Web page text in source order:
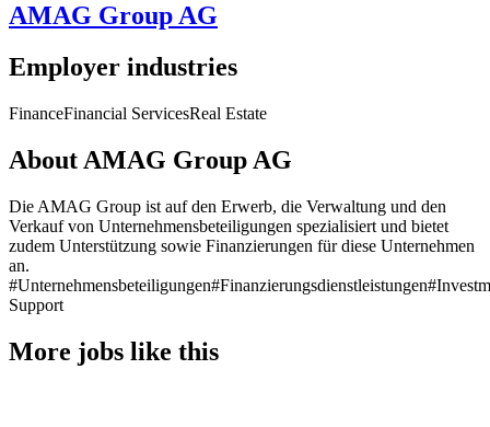
AMAG Group AG
Employer industries
FinanceFinancial ServicesReal Estate
About AMAG Group AG
Die AMAG Group ist auf den Erwerb, die Verwaltung und den
Verkauf von Unternehmensbeteiligungen spezialisiert und bietet
zudem Unterstützung sowie Finanzierungen für diese Unternehmen
an.
#Unternehmensbeteiligungen#Finanzierungsdienstleistungen
Support
More jobs like this